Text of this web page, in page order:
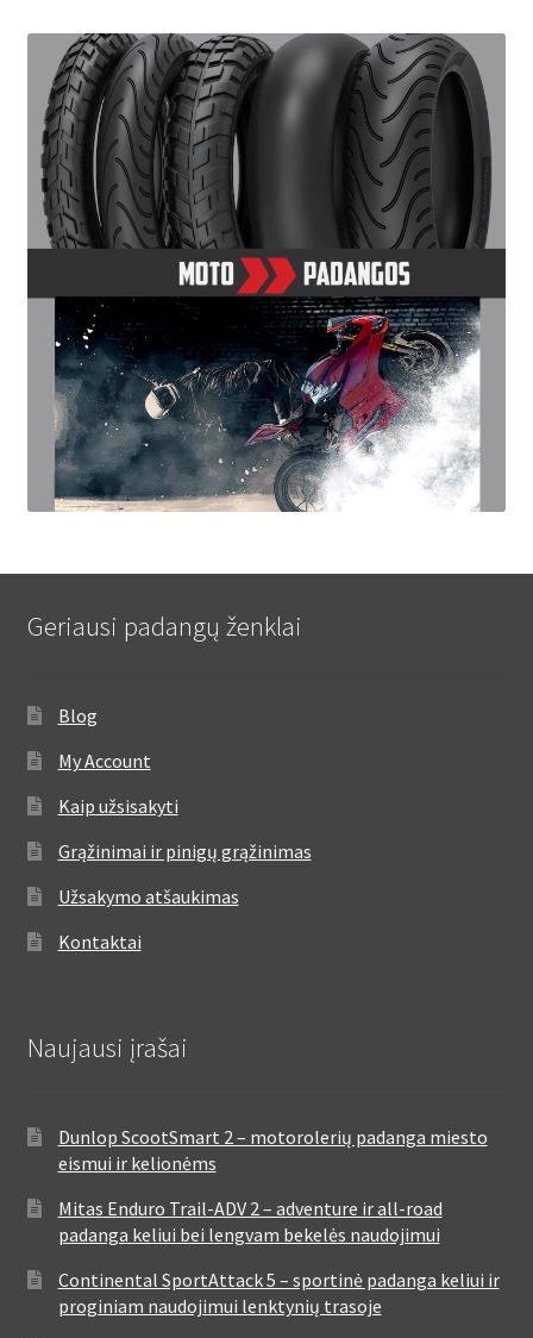
Geriausi padangų ženklai
Blog
My Account
Kaip užsisakyti
Grąžinimai ir pinigų grąžinimas
Užsakymo atšaukimas
Kontaktai
Naujausi įrašai
Dunlop ScootSmart 2 – motorolerių padanga miesto
eismui ir kelionėms
Mitas Enduro Trail-ADV 2 – adventure ir all-road
padanga keliui bei lengvam bekelės naudojimui
Continental SportAttack 5 – sportinė padanga keliui ir
proginiam naudojimui lenktynių trasoje